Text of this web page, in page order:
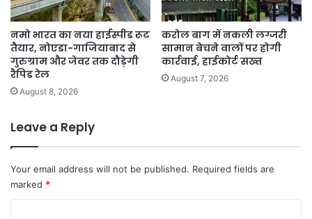
नमो भारत का नया हाईस्पीड रूट
तैयार, नोएडा-गाजियाबाद से
गुरुग्राम और जेवर तक दौड़ेगी
रैपिड रेल
August 8, 2026
करोल बाग में नकली लग्जरी
सामान बेचने वालों पर होगी
कार्रवाई, हाईकोर्ट सख्त
August 7, 2026
Leave a Reply
Your email address will not be published. Required fields are
marked *